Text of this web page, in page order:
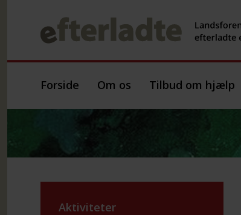
Forside Om os Tilbud om hjælp
Aktiviteter